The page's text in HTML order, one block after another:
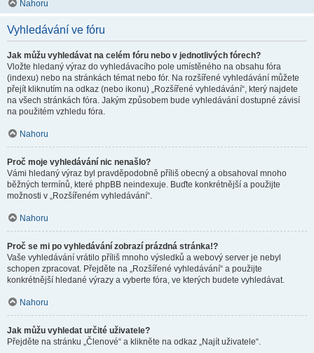
Nahoru
Vyhledávání ve fóru
Jak můžu vyhledávat na celém fóru nebo v jednotlivých fórech?
Vložte hledaný výraz do vyhledávacího pole umístěného na obsahu fóra
(indexu) nebo na stránkách témat nebo fór. Na rozšířené vyhledávání můžete
přejít kliknutím na odkaz (nebo ikonu) „Rozšířené vyhledávání“, který najdete
na všech stránkách fóra. Jakým způsobem bude vyhledávání dostupné závisí
na použitém vzhledu fóra.
Nahoru
Proč moje vyhledávání nic nenašlo?
Vámi hledaný výraz byl pravděpodobně příliš obecný a obsahoval mnoho
běžných termínů, které phpBB neindexuje. Buďte konkrétnější a použijte
možnosti v „Rozšířeném vyhledávání“.
Nahoru
Proč se mi po vyhledávání zobrazí prázdná stránka!?
Vaše vyhledávání vrátilo příliš mnoho výsledků a webový server je nebyl
schopen zpracovat. Přejděte na „Rozšířené vyhledávání“ a použijte
konkrétnější hledané výrazy a vyberte fóra, ve kterých budete vyhledávat.
Nahoru
Jak můžu vyhledat určité uživatele?
Přejděte na stránku „Členové“ a klikněte na odkaz „Najít uživatele“.